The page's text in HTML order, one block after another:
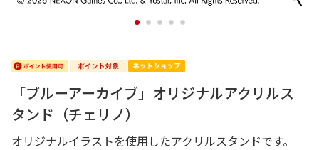
1 2 3 4 5
「ブルーアーカイブ」オリジナルアクリルス
タンド（チェリノ）
オリジナルイラストを使用したアクリルスタンドです。